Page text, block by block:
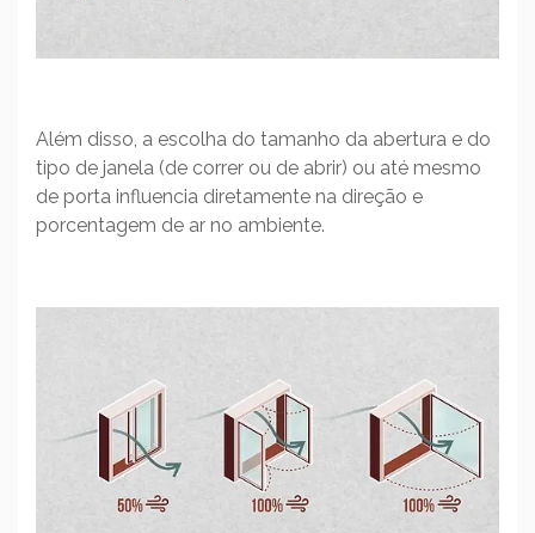
Além disso, a escolha do tamanho da abertura e do
tipo de janela (de correr ou de abrir) ou até mesmo
de porta influencia diretamente na direção e
porcentagem de ar no ambiente.